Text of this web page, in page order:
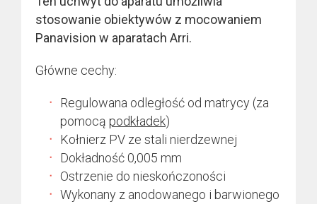
stosowanie obiektywów z mocowaniem
Panavision w aparatach Arri.
Główne cechy:
Regulowana odległość od matrycy (za
pomocą podkładek)
Kołnierz PV ze stali nierdzewnej
Dokładność 0,005 mm
Ostrzenie do nieskończoności
Wykonany z anodowanego i barwionego